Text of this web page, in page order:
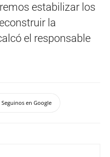
estabilizar los
la
el responsable
Seguinos en Google